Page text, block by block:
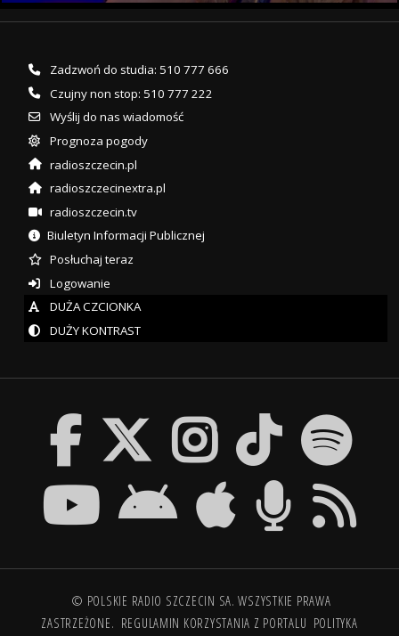
Zadzwoń do studia: 510 777 666
Czujny non stop: 510 777 222
Wyślij do nas wiadomość
Prognoza pogody
radioszczecin.pl
radioszczecinextra.pl
radioszczecin.tv
Biuletyn Informacji Publicznej
Posłuchaj teraz
Logowanie
DUŻA CZCIONKA
DUŻY KONTRAST
© POLSKIE RADIO SZCZECIN SA. WSZYSTKIE PRAWA
ZASTRZEŻONE. REGULAMIN KORZYSTANIA Z PORTALU POLITYKA